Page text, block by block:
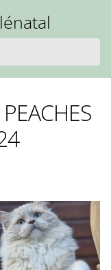
♥
♥